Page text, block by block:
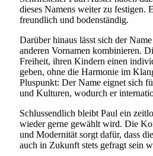
dieses Namens weiter zu festigen.
freundlich und bodenständig.
Darüber hinaus lässt sich der
anderen Vornamen kombinieren.
Freiheit, ihren Kindern einen
geben, ohne die Harmonie im
Pluspunkt: Der Name eignet sich
und Kulturen, wodurch er
Schlussendlich bleibt Paul ein
wieder gerne gewählt wird. Die
und Modernität sorgt dafür, dass
auch in Zukunft stets gefragt sein